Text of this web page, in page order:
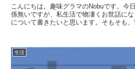
こんにちは。趣味グラマのNobuです。今
係無いですが、私生活で物凄くお世話に
について書きたいと思います。そもそも、
生活